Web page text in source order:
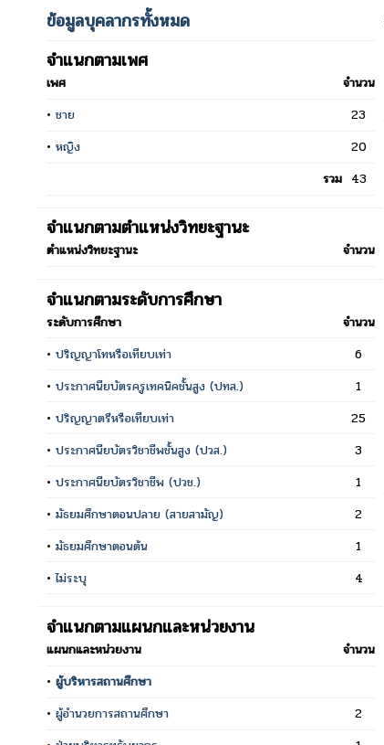
ข้อมูลบุคลากรทั้งหมด
จำแนกตามเพศ
เพศ
จำนวน
• ชาย
23
• หญิง
20
รวม 43
จำแนกตามตำแหน่งวิทยะฐานะ
ตำแหน่งวิทยะฐานะ จำนวน
จำแนกตามระดับการศึกษา
ระดับการศึกษา
จำนวน
• ปริญญาโทหรือเทียบเท่า
6
• ประกาศนียบัตรครูเทคนิคชั้นสูง (ปทส.)
1
• ปริญญาตรีหรือเทียบเท่า
25
• ประกาศนียบัตรวิชาชีพชั้นสูง (ปวส.)
3
• ประกาศนียบัตรวิชาชีพ (ปวช.)
1
• มัธยมศึกษาตอนปลาย (สายสามัญ)
2
• มัธยมศึกษาตอนต้น
1
•ไม่ระบุ 4
จำแนกตามแผนกและหน่วยงาน
แผนกและหน่วยงาน
จำนวน
• ผู้บริหารสถานศึกษา
• ผู้อำนวยการสถานศึกษา
2